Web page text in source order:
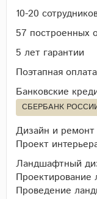
10-20
57 построенных
5 лет гарантии
Поэтапная оплата
Банковские
СБЕРБАНК
Дизайн и ремонт
Проект
Ландшафтный
Проведение